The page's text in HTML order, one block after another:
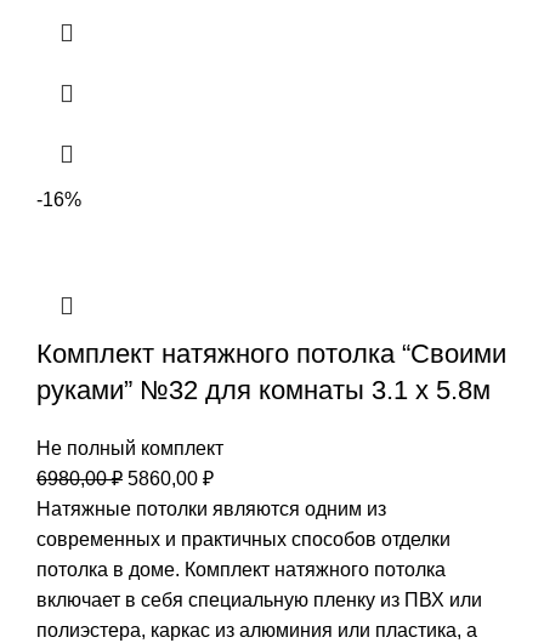
-16%
Комплект натяжного потолка “Своими
руками” №32 для комнаты 3.1 х 5.8м
Не полный комплект
6980,00₽ Первоначальная
цена
составляла
6980,00 ₽.
5860,00 ₽Текущая
цена:
5860,00 ₽.
Натяжные потолки являются одним из
современных и практичных способов отделки
потолка в доме. Комплект натяжного потолка
включает в себя специальную пленку из ПВХ или
полиэстера, каркас из алюминия или пластика, а